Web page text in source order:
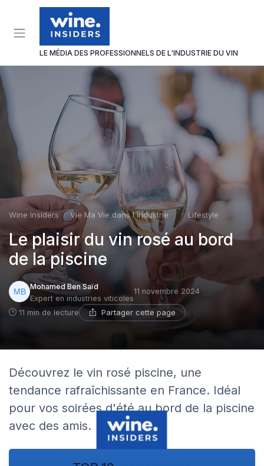
LE MÉDIA DES PROFESSIONNELS DE L'INDUSTRIE DU VIN
Wine Insiders Vie Ma Vie dans l'industrie du vin Lifestyle
Le plaisir du vin rosé au bord
de la piscine
Mohamed Ben Saïd
Expert en industries viticoles
11 novembre 2024
11 min de lecture Partager cette page
Découvrez le vin rosé piscine, une
tendance rafraîchissante en France. Idéal
pour vos soirées d'été au bord de la piscine
avec des amis.
Panneau de gestion des cookies